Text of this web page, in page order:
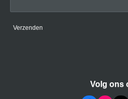
Verzenden
Volg ons